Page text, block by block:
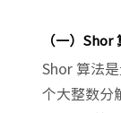
（一）
Shor 算法
个大整数分